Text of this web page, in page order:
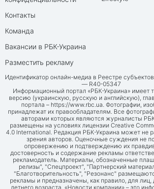
Контакты
Команда
Вакансии в РБК-Украина
Разместить рекламу
Идентификатор онлайн-медиа в Реестре
— R40-05347
Информационный портал «РБК-Украина» имеет
версию (украинскую, русскую и английскую),
портала – https://www.rbc.ua . Фотографии,
принадлежат их правообладателям. Все
авторами которых являются журналисты
размещены на условиях лицензии Creative
4.0 International. Редакция РБК-Украина может не
зрения авторов. Оценочные суждения не
опровержению и подтверждению их
достоверность и содержание рекламы
рекламодатель. Материалы, обозначенные
релизы", "Спецпроект", "Партнерский
"Благотворительность", "Резонанс"
рекламы и предназначены, как правило, для лиц,
летнего возраста. «Новости компании» – это